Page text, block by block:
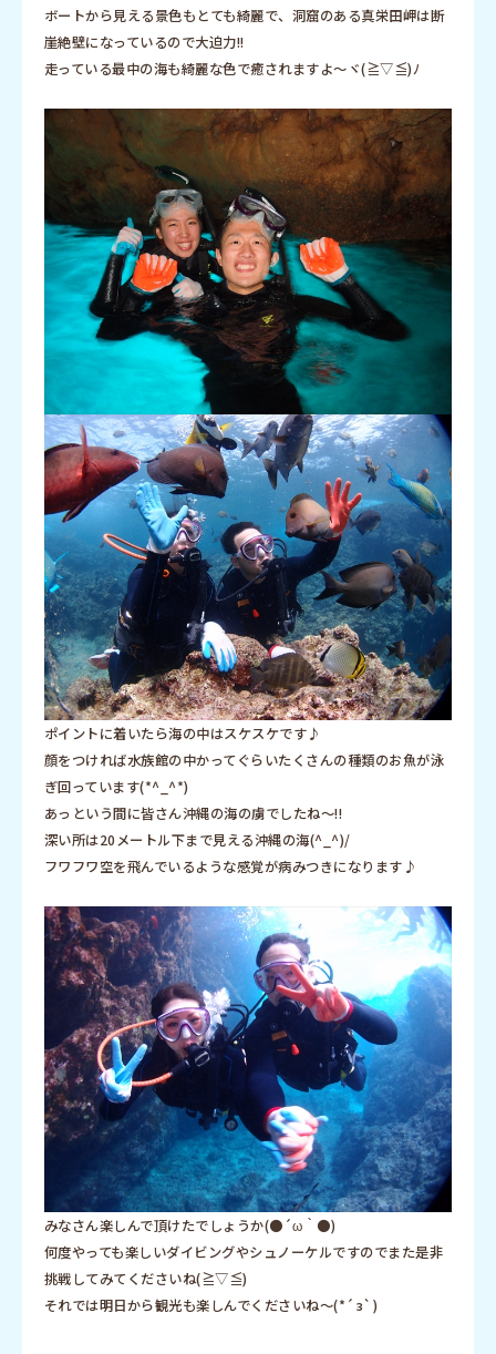
ボートから見える景色もとても綺麗で、洞窟のある真栄田岬は断
崖絶壁になっているので大迫力!!
走っている最中の海も綺麗な色で癒されますよ～ヾ(≧▽≦)ﾉ
ポイントに着いたら海の中はスケスケです♪
顔をつければ水族館の中かってぐらいたくさんの種類のお魚が泳
ぎ回っています(*^_^*)
あっという間に皆さん沖縄の海の虜でしたね～!!
深い所は20メートル下まで見える沖縄の海(^_^)/
フワフワ空を飛んでいるような感覚が病みつきになります♪
みなさん楽しんで頂けたでしょうか(●´ω｀●)
何度やっても楽しいダイビングやシュノーケルですのでまた是非
挑戦してみてくださいね(≧▽≦)
それでは明日から観光も楽しんでくださいね～(*´з`)